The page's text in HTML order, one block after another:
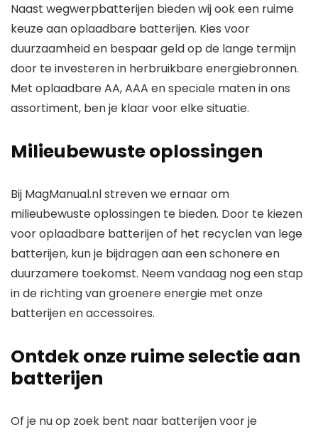
Naast wegwerpbatterijen bieden wij ook een ruime
keuze aan oplaadbare batterijen. Kies voor
duurzaamheid en bespaar geld op de lange termijn
door te investeren in herbruikbare energiebronnen.
Met oplaadbare AA, AAA en speciale maten in ons
assortiment, ben je klaar voor elke situatie.
Milieubewuste oplossingen
Bij MagManual.nl streven we ernaar om
milieubewuste oplossingen te bieden. Door te kiezen
voor oplaadbare batterijen of het recyclen van lege
batterijen, kun je bijdragen aan een schonere en
duurzamere toekomst. Neem vandaag nog een stap
in de richting van groenere energie met onze
batterijen en accessoires.
Ontdek onze ruime selectie aan
batterijen
Of je nu op zoek bent naar batterijen voor je